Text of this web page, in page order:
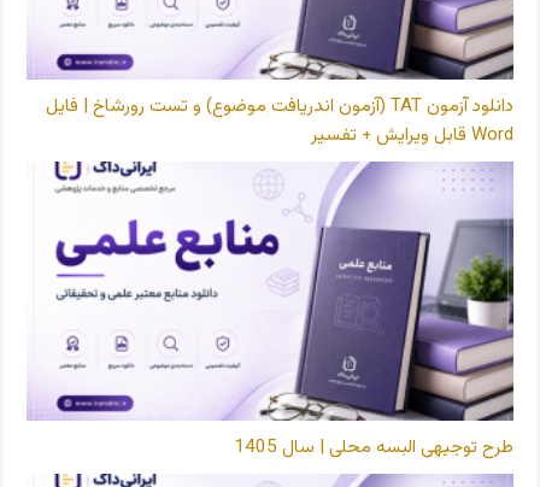
دانلود آزمون TAT (آزمون اندریافت موضوع) و تست رورشاخ | فایل
Word قابل ویرایش + تفسیر
طرح توجیهی البسه محلی | سال 1405